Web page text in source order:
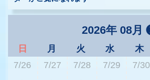
2026年 08月
日 月 火 水 木
7/26
7/27 7/28 7/29 7/30